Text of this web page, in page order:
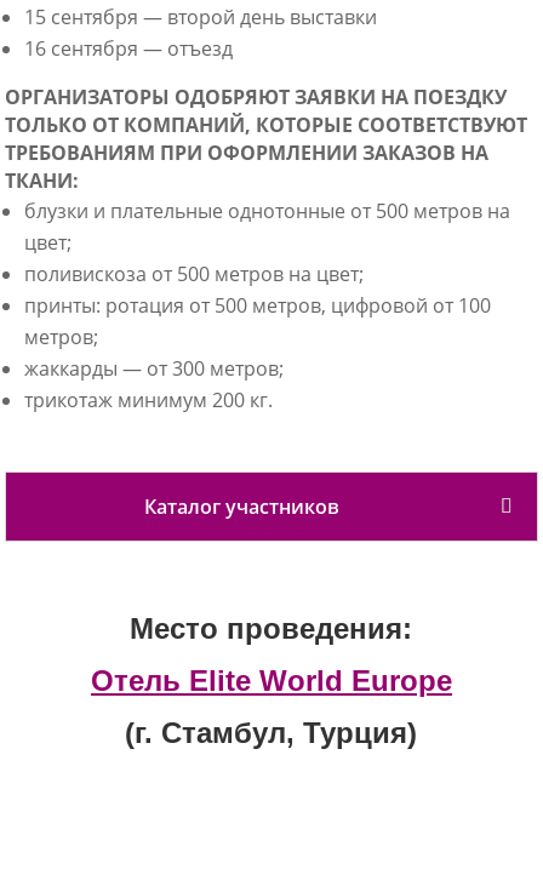
15 сентября — второй день выставки
16 сентября — отъезд
ОРГАНИЗАТОРЫ ОДОБРЯЮТ ЗАЯВКИ НА ПОЕЗДКУ
ТОЛЬКО ОТ КОМПАНИЙ, КОТОРЫЕ СООТВЕТСТВУЮТ
ТРЕБОВАНИЯМ ПРИ ОФОРМЛЕНИИ ЗАКАЗОВ НА
ТКАНИ:
блузки и плательные однотонные от 500 метров на
цвет;
поливискоза от 500 метров на цвет;
принты: ротация от 500 метров, цифровой от 100
метров;
жаккарды — от 300 метров;
трикотаж минимум 200 кг.
Каталог участников
Место проведения:
Отель Elite World Europe
(г. Стамбул, Турция)